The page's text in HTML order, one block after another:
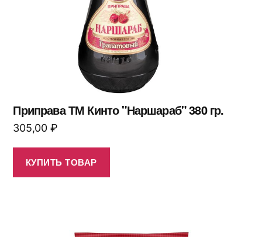
Приправа ТМ Кинто "Наршараб" 380 гр.
305,00 ₽
КУПИТЬ ТОВАР